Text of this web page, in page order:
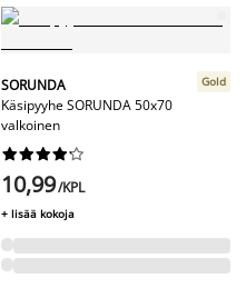
SORUNDA
Käsipyyhe SORUNDA 50x70
valkoinen
Gold






10,99/KPL
+ lisää kokoja